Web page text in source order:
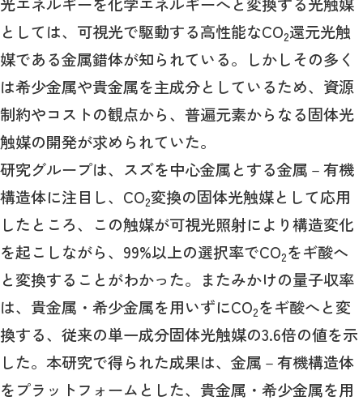
としては、可視光で駆動する高性能なCO2還元光触
媒である金属錯体が知られている。しかしその多く
は希少金属や貴金属を主成分としているため、資源
制約やコストの観点から、普遍元素からなる固体光
触媒の開発が求められていた。
研究グループは、スズを中心金属とする金属－有機
構造体に注目し、CO2変換の固体光触媒として応用
したところ、この触媒が可視光照射により構造変化
を起こしながら、99%以上の選択率でCO2をギ酸へ
と変換することがわかった。またみかけの量子収率
は、貴金属・希少金属を用いずにCO2をギ酸へと変
換する、従来の単一成分固体光触媒の3.6倍の値を示
した。本研究で得られた成果は、金属－有機構造体
をプラットフォームとした、貴金属・希少金属を用